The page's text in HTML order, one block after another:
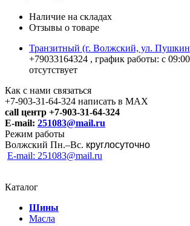
Наличие на складах
Отзывы о товаре
Транзитный (г. Волжский, ул.
+79033164324 , график работы: с
отсутствует
Как с нами связаться
+7-903-31-64-324 написать в MAX
call центр +7-903-31-64-324
E-mail: 251083@mail.ru
Режим работы
Волжский Пн.–Вс. круглосуточно
E-mail: 251083@mail.ru
Каталог
Шины
Масла